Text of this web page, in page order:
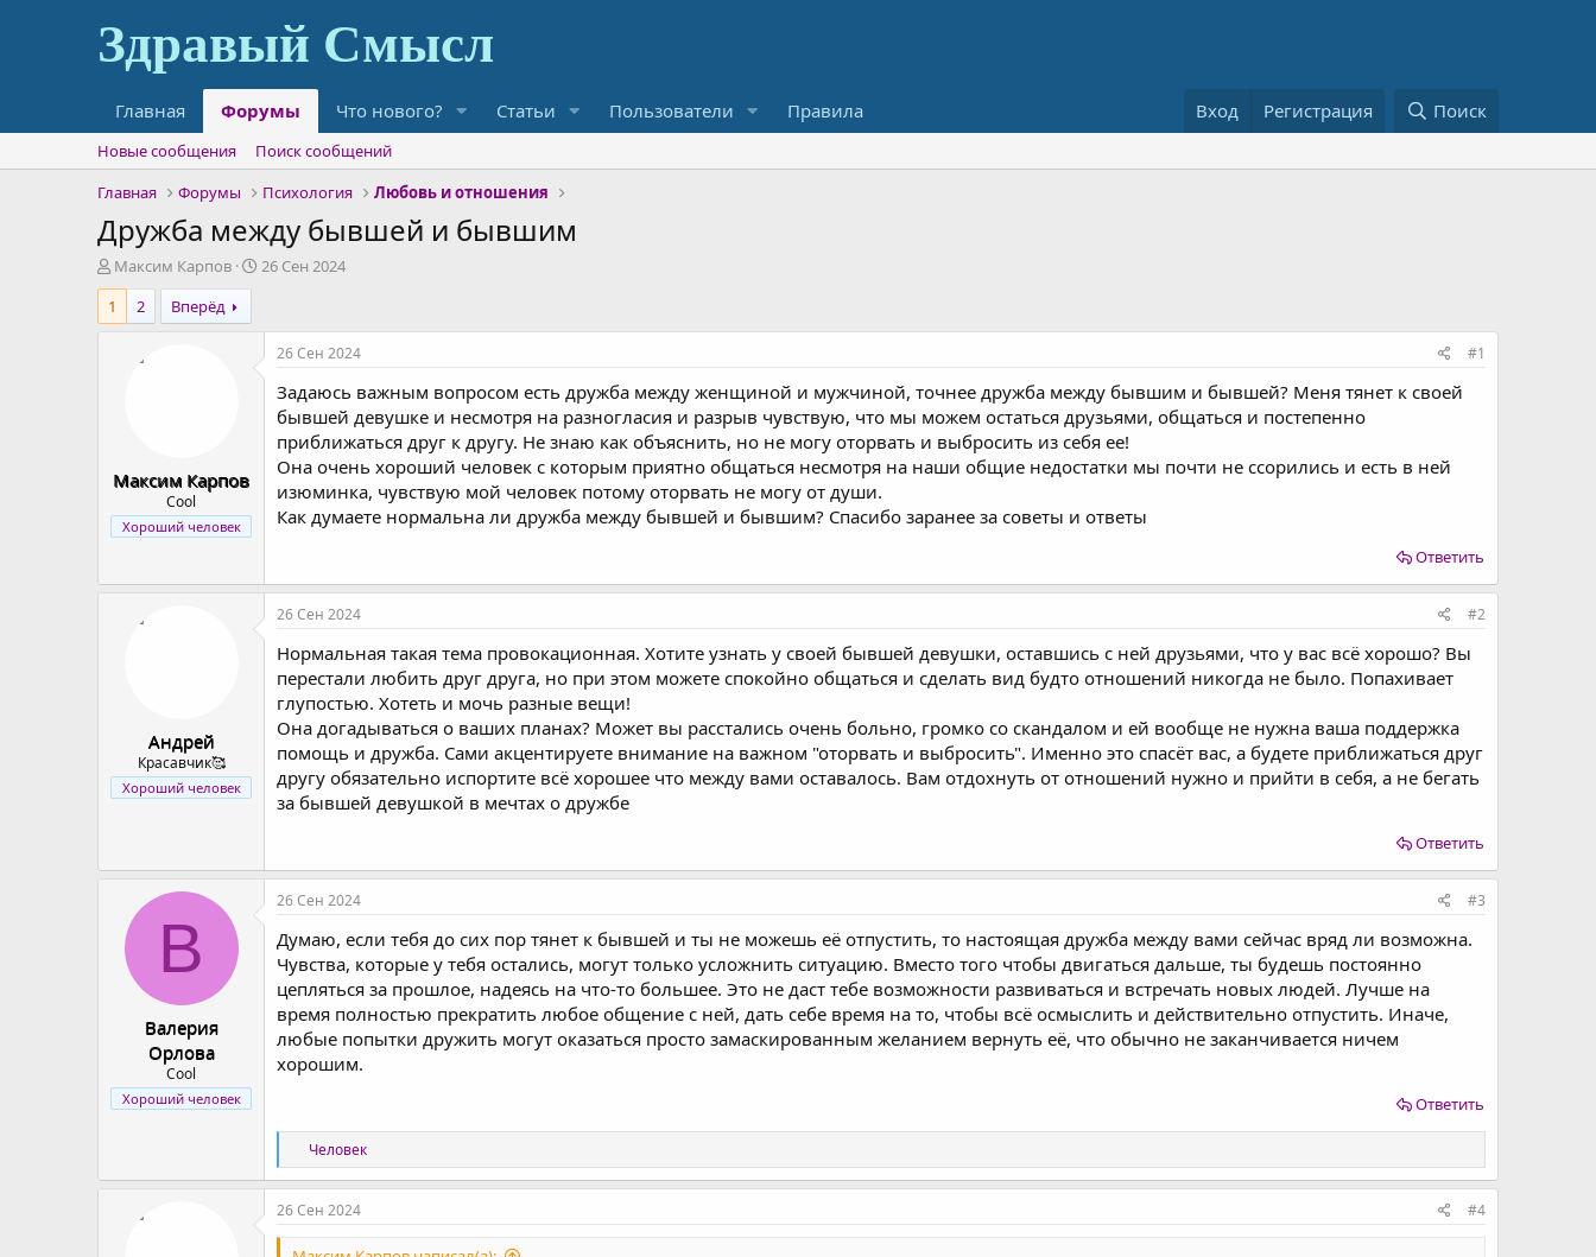
Главная Форумы Что нового? Статьи Пользователи Правила Вход Регистрация Поиск
Новые сообщения
Поиск сообщений
Главная
Форумы Психология Любовь и отношения
Дружба между бывшей и бывшим
А
в
т
о
Максим Карпов
Д
а
26 Сен 2024
1
2 Вперёд
Максим Карпов
Cool
Хороший человек
26 Сен 2024 #1
Задаюсь важным вопросом есть дружба между женщиной и мужчиной, точнее дружба между бывшим и бывшей? Меня тянет к своей
бывшей девушке и несмотря на разногласия и разрыв чувствую, что мы можем остаться друзьями, общаться и постепенно
приближаться друг к другу. Не знаю как объяснить, но не могу оторвать и выбросить из себя ее!
Она очень хороший человек с которым приятно общаться несмотря на наши общие недостатки мы почти не ссорились и есть в ней
изюминка, чувствую мой человек потому оторвать не могу от души.
Как думаете нормальна ли дружба между бывшей и бывшим? Спасибо заранее за советы и ответы
Ответить
Андрей
Красавчик🥰
Хороший человек
26 Сен 2024 #2
Нормальная такая тема провокационная. Хотите узнать у своей бывшей девушки, оставшись с ней друзьями, что у вас всё хорошо? Вы
перестали любить друг друга, но при этом можете спокойно общаться и сделать вид будто отношений никогда не было. Попахивает
глупостью. Хотеть и мочь разные вещи!
Она догадываться о ваших планах? Может вы расстались очень больно, громко со скандалом и ей вообще не нужна ваша поддержка
помощь и дружба. Сами акцентируете внимание на важном "оторвать и выбросить". Именно это спасёт вас, а будете приближаться друг
другу обязательно испортите всё хорошее что между вами оставалось. Вам отдохнуть от отношений нужно и прийти в себя, а не бегать
за бывшей девушкой в мечтах о дружбе
Ответить
В
Валерия
Орлова
Cool
Хороший человек
26 Сен 2024 #3
Думаю, если тебя до сих пор тянет к бывшей и ты не можешь её отпустить, то настоящая дружба между вами сейчас вряд ли возможна.
Чувства, которые у тебя остались, могут только усложнить ситуацию. Вместо того чтобы двигаться дальше, ты будешь постоянно
цепляться за прошлое, надеясь на что-то большее. Это не даст тебе возможности развиваться и встречать новых людей. Лучше на
время полностью прекратить любое общение с ней, дать себе время на то, чтобы всё осмыслить и действительно отпустить. Иначе,
любые попытки дружить могут оказаться просто замаскированным желанием вернуть её, что обычно не заканчивается ничем
хорошим.
Ответить
Р
е
а
к
Человек
26 Сен 2024 #4